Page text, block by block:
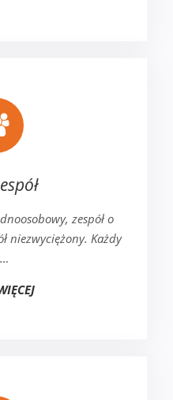
zespół o
niezwyciężony. Każdy